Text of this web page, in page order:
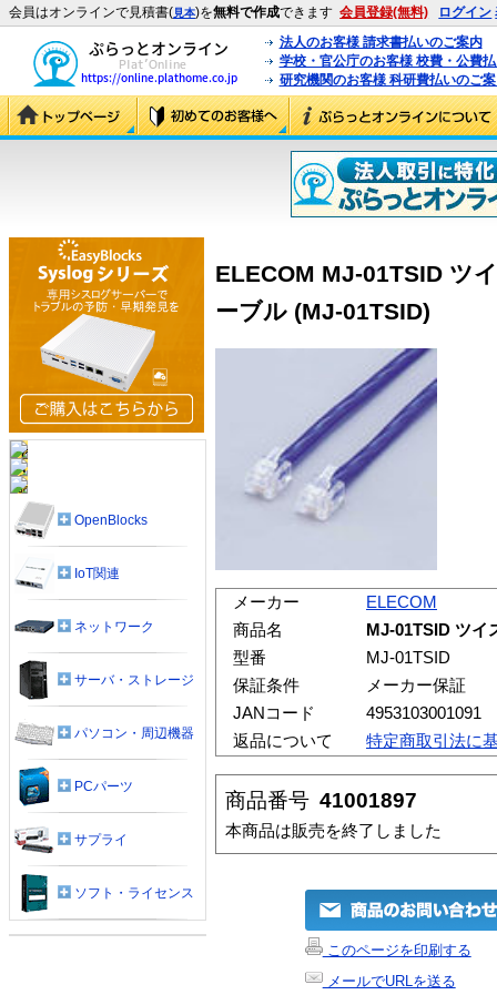
会員はオンラインで見積書(見本)を無料で作成できます 会員登録(無料) ログイン
法人のお客様 請求書払いのご案内
学校・官公庁のお客様 校費・公費
研究機関のお客様 科研費払いのご
ELECOM MJ-01TSID ツ
ーブル (MJ-01TSID)
メーカー
ELECOM
商品名
MJ-01TSID ツイ
型番
MJ-01TSID
保証条件
メーカー保証
JANコード
4953103001091
返品について
特定商取引法に
商品番号 41001897
本商品は販売を終了しました
このページを印刷する
メールでURLを送る
OpenBlocks
IoT関連
ネットワーク
サーバ・ストレージ
パソコン・周辺機器
PCパーツ
サプライ
ソフト・ライセンス